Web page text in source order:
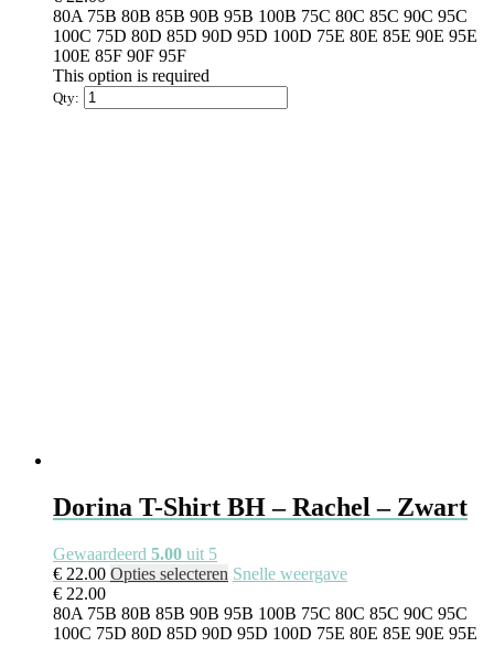
heeft
meerdere
kan
80A 75B 80B 85B 90B 95B 100B 75C 80C 85C 90C 95C
100C 75D 80D 85D 90D 95D 100D 75E 80E 85E 90E 95E
100E 85F 90F 95F
This option is required
Qty:
Dorina T-Shirt BH – Rachel – Zwart
Gewaardeerd 5.00 uit 5
€ 22.00 Opties selecteren Dit
heeft
meerdere
Snelle weergave
€ 22.00
80A 75B 80B 85B 90B 95B 100B 75C 80C 85C 90C 95C
100C 75D 80D 85D 90D 95D 100D 75E 80E 85E 90E 95E